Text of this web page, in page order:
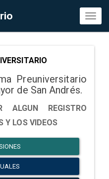
Preuniversitario
de San Andrés.
ALGUN REGISTRO
Y LOS VIDEOS